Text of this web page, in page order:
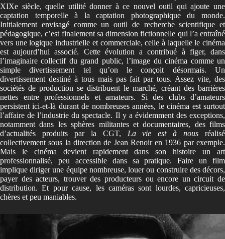
XIXe siècle, quelle utilité donner à ce nouvel outil qui ajoute une
captation temporelle à la captation photographique du monde.
Initialement envisagé comme un outil de recherche scientifique et
pédagogique, c’est finalement sa dimension fictionnelle qui l’a entraîné
vers une logique industrielle et commerciale, celle à laquelle le cinéma
est aujourd’hui associé. Cette évolution a contribué à figer, dans
l’imaginaire collectif du grand public, l’image du cinéma comme un
simple divertissement tel qu’on le conçoit désormais. Un
divertissement destiné à tous mais pas fait par tous. Assez vite, des
sociétés de production se distribuent le marché, créant des barrières
nettes entre professionnels et amateurs. Si des clubs d’amateurs
persistent ici-et-là durant de nombreuses années, le cinéma est surtout
l’affaire de l’industrie du spectacle. Il y a évidemment des exceptions,
notamment dans les sphères militantes et documentaires, des films
d’actualités produits par la CGT, La vie est à nous réalisé
collectivement sous la direction de Jean Renoir en 1936 par exemple.
Mais le cinéma devient rapidement dans son histoire un art
professionnalisé, peu accessible dans sa pratique. Faire un film
implique diriger une équipe nombreuse, louer ou construire des décors,
payer des acteurs, trouver des producteurs ou encore un circuit de
distribution. Et pour cause, les caméras sont lourdes, capricieuses,
chères et peu maniables.